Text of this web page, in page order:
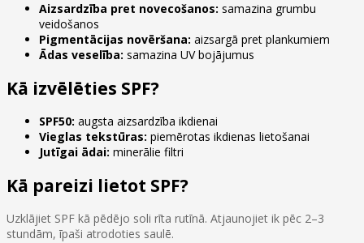
Aizsardzība pret novecošanos: samazina grumbu
veidošanos
Pigmentācijas novēršana: aizsargā pret plankumiem
Ādas veselība: samazina UV bojājumus
Kā izvēlēties SPF?
SPF50: augsta aizsardzība ikdienai
Vieglas tekstūras: piemērotas ikdienas lietošanai
Jutīgai ādai: minerālie filtri
Kā pareizi lietot SPF?
Uzklājiet SPF kā pēdējo soli rīta rutīnā. Atjaunojiet ik pēc 2–3
stundām, īpaši atrodoties saulē.